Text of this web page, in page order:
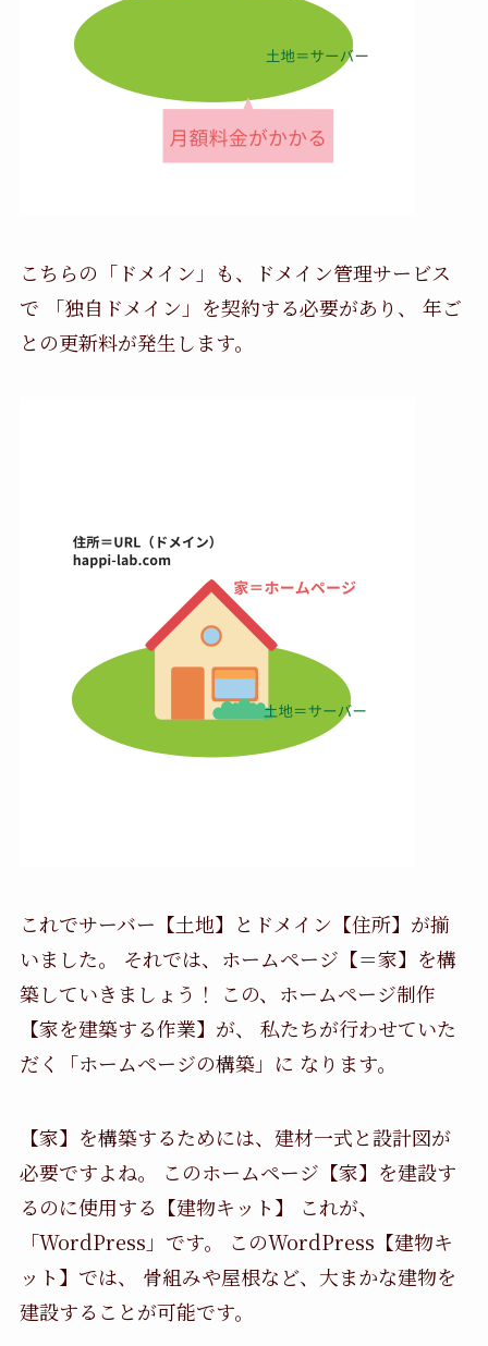
こちらの「ドメイン」も、ドメイン管理サービス
で 「独自ドメイン」を契約する必要があり、 年ご
との更新料が発生します。
これでサーバー【土地】とドメイン【住所】が揃
いました。 それでは、ホームページ【＝家】を構
築していきましょう！ この、ホームページ制作
【家を建築する作業】が、 私たちが行わせていた
だく「ホームページの構築」に なります。
【家】を構築するためには、建材一式と設計図が
必要ですよね。 このホームページ【家】を建設す
るのに使用する【建物キット】 これが、
「WordPress」です。 このWordPress【建物キ
ット】では、 骨組みや屋根など、大まかな建物を
建設することが可能です。